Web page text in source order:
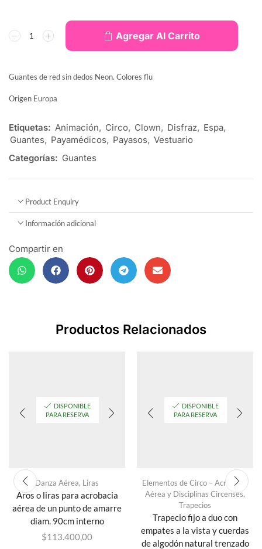
Agregar Al Carrito
Guantes de red sin dedos Neon. Colores flu
Origen Europa
Etiquetas: Animación, Circo, Clown, Disfraz, Espa,
Guantes, Payamédicos, Payasos, Vestuario
Categorías: Guantes
Product Enquiry
Información adicional
Compartir en
Productos Relacionados
DISPONIBLE
PARA RESERVA
Danza Aérea, Liras
Aros o liras para acrobacia
aérea de un punto de amarre
diam. 90cm interno
$113.400,00
DISPONIBLE
PARA RESERVA
Elementos de Circo – Acrobacia
Aérea y Disciplinas Circenses,
Trapecios
Trapecio fijo a duo con
empates a la vista y cuerdas
de algodón natural trenzado